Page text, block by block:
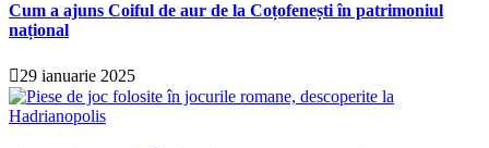
Cum a ajuns Coiful de aur de la Coțofenești în patrimoniul
național
29 ianuarie 2025